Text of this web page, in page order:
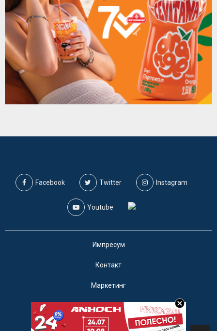
Facebook Twitter Instagram
Youtube
Импресум
Контакт
Маркетинг
Услови за користење
@2019 - A1on. Сите права задржани.